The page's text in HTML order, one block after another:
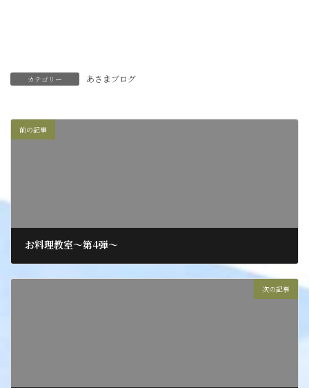
カテゴリー あさまブログ
前の記事
お料理教室～第4弾～
2020年2月13日
次の記事